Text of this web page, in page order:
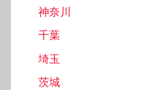
神奈川
千葉
埼玉
茨城